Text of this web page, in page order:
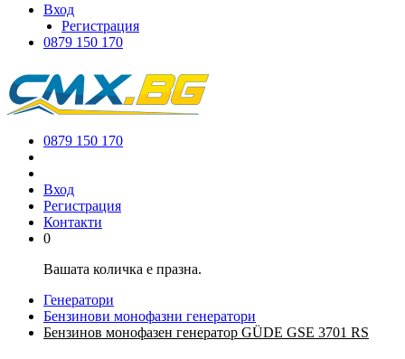
Вход
Регистрация
0879 150 170
0879 150 170
Вход
Регистрация
Контакти
0
Вашата количка е празна.
Генератори
Бензинови монофазни генератори
Бензинов монофазен генератор GÜDE GSE 3701 RS